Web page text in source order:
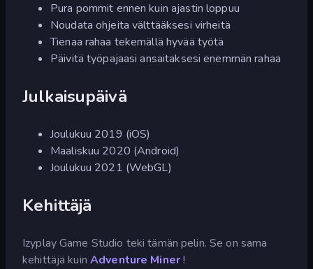
Pura pommit ennen kuin ajastin loppuu
Noudata ohjeita välttääksesi virheitä
Tienaa rahaa tekemällä hyvää työtä
Päivitä työpajaasi ansaitaksesi enemmän rahaa
Julkaisupäivä
Joulukuu 2019 (iOS)
Maaliskuu 2020 (Android)
Joulukuu 2021 (WebGL)
Kehittäjä
Izyplay Game Studio teki tämän pelin. Se on sama
kehittäjä kuin Adventure Miner!